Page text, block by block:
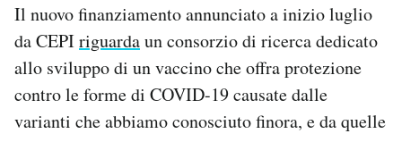
Il nuovo finanziamento annunciato a inizio luglio
da CEPIriguardaun consorzio di ricerca dedicato
allo sviluppo di un vaccino che offra protezione
contro le forme di COVID-19 causate dalle
varianti che abbiamo conosciuto finora, e da quelle